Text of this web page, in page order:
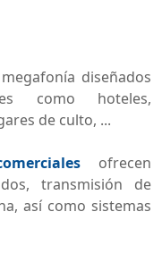
diseñados
como hoteles,
de culto, ...
ofrecen
transmisión de
así como sistemas